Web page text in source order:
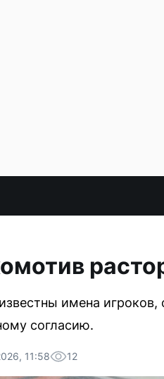
имена игроков,
согласию.
11:58 12